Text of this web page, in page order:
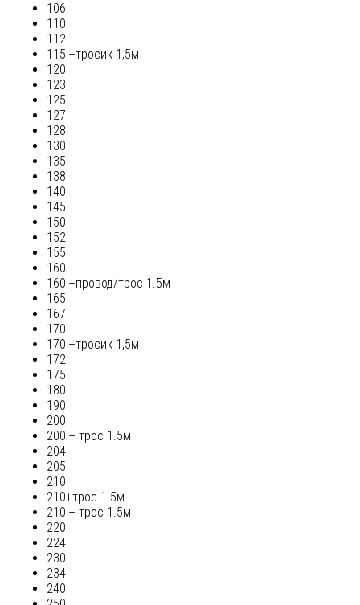
106
110
112
115 +тросик 1,5м
120
123
125
127
128
130
135
138
140
145
150
152
155
160
160 +провод/трос 1.5м
165
167
170
170 +тросик 1,5м
172
175
180
190
200
200 + трос 1.5м
204
205
210
210+трос 1.5м
210 + трос 1.5м
220
224
230
234
240